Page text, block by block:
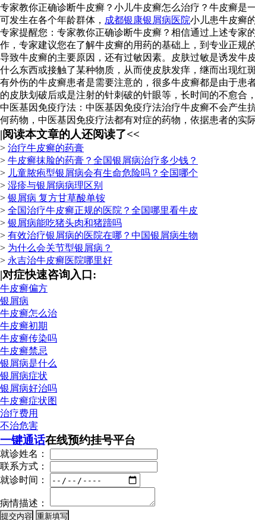
专家教你正确诊断牛皮癣？小儿牛皮癣怎么治疗？牛皮癣是
可发生在各个年龄群体， 成都银康银屑病医院小儿患牛皮癣
专家提醒您：专家教你正确诊断牛皮癣？相信通过上述专家
作，专家建议您在了解牛皮癣的用药的基础上，到专业正规
导致牛皮癣的主要原因，还有过敏因素。皮肤过敏是诱发牛
什么东西或接触了某种物质，从而使皮肤发痒，继而出现红
有外伤的牛皮癣患者是需要注意的，很多牛皮癣都是由于患
的皮肤划破后或是注射的针刺破的针眼等，长时间的不愈合
中医基因免疫疗法：中医基因免疫疗法治疗牛皮癣不会产生
何药物，中医基因免疫疗法都有对症的药物，依据患者的实
|阅读本文章的人还阅读了<<
> 治疗牛皮癣的药膏
> 牛皮癣抹脸的药膏？全国银屑病治疗多少钱？
> 儿童脓疱型银屑病会有生命危险吗？全国哪个
> 湿疹与银屑病病理区别
> 银屑病 复方甘草酸单铵
> 全国治疗牛皮癣正规的医院？全国哪里看牛皮
> 银屑病能吃猪头肉和猪蹄吗
> 有效治疗银屑病的医院在哪？中国银屑病生物
> 为什么会关节型银屑病？
> 永吉治牛皮癣医院哪里好
|对症快速咨询入口:
牛皮癣偏方
银屑病
牛皮癣怎么治
牛皮癣初期
牛皮癣传染吗
牛皮癣禁忌
银屑病是什么
银屑病症状
银屑病好治吗
牛皮癣症状图
治疗费用
不治危害
一键通话在线预约挂号平台
就诊姓名：
联系方式：
就诊时间：
病情描述：